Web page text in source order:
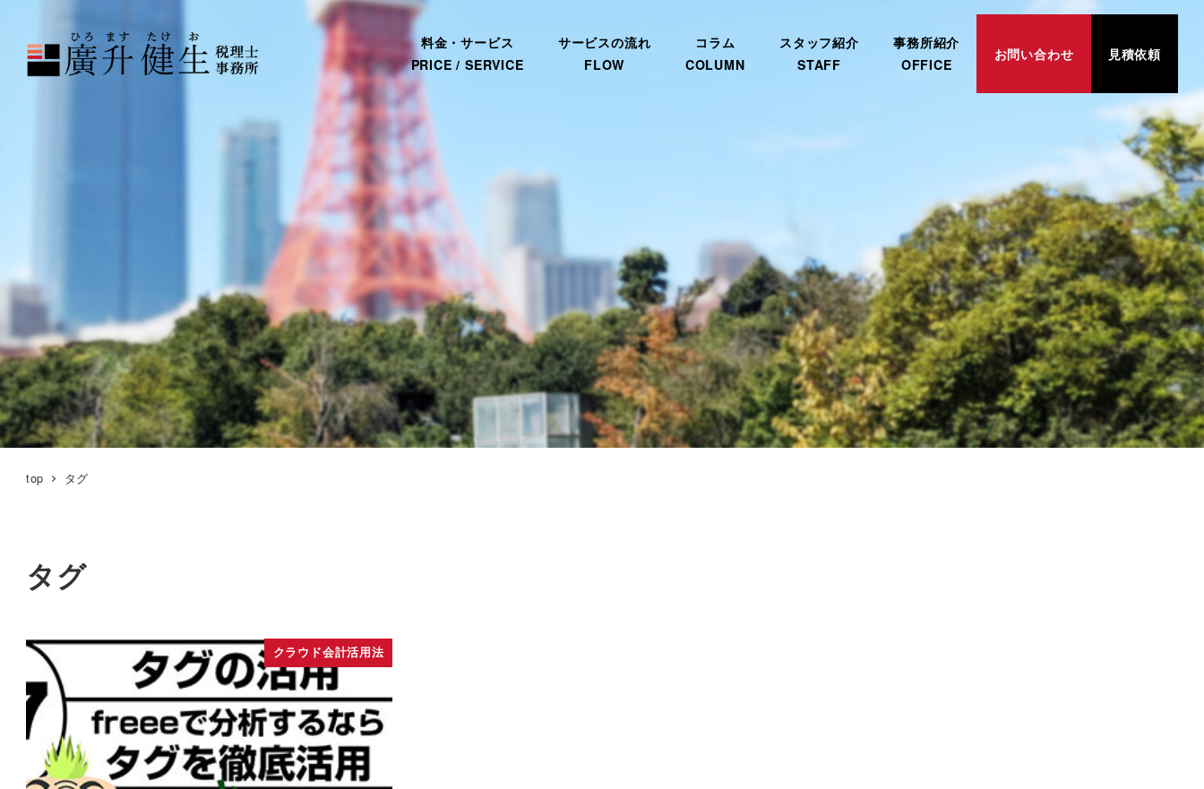
料金・サービス
PRICE / SERVICE
サービスの流れ
FLOW
コラム
COLUMN
スタッフ紹介
STAFF
事務所紹介
OFFICE
お問い合わせ 見積依頼
top タグ
タグ
クラウド会計活用法